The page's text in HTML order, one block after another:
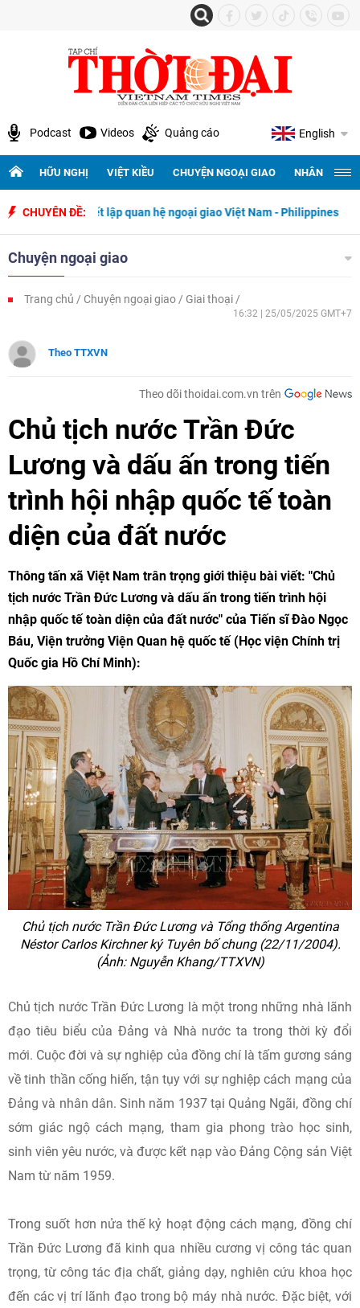
Podcast Videos Quảng cáo English
HỮU NGHỊ VIỆT KIỀU CHUYỆN NGOẠI GIAO NHÂN
CHUYÊN ĐỀ:
thiết lập quan hệ ngoại giao Việt Nam - Philippines 500 ngày
Chuyện ngoại giao
Trang chủ Chuyện ngoại giao Giai thoại
16:32 | 25/05/2025 GMT+7
Theo TTXVN
Theo dõi thoidai.com.vn trên
Chủ tịch nước Trần Đức
Lương và dấu ấn trong tiến
trình hội nhập quốc tế toàn
diện của đất nước
Thông tấn xã Việt Nam trân trọng giới thiệu bài viết: "Chủ
tịch nước Trần Đức Lương và dấu ấn trong tiến trình hội
nhập quốc tế toàn diện của đất nước" của Tiến sĩ Đào Ngọc
Báu, Viện trưởng Viện Quan hệ quốc tế (Học viện Chính trị
Quốc gia Hồ Chí Minh):
Chủ tịch nước Trần Đức Lương và Tổng thống Argentina
Néstor Carlos Kirchner ký Tuyên bố chung (22/11/2004).
(Ảnh: Nguyễn Khang/TTXVN)
Chủ tịch nước Trần Đức Lương là một trong những nhà lãnh
đạo tiêu biểu của Đảng và Nhà nước ta trong thời kỳ đổi
mới. Cuộc đời và sự nghiệp của đồng chí là tấm gương sáng
về tinh thần cống hiến, tận tụy với sự nghiệp cách mạng của
Đảng và nhân dân. Sinh năm 1937 tại Quảng Ngãi, đồng chí
sớm giác ngộ cách mạng, tham gia phong trào học sinh,
sinh viên yêu nước, và được kết nạp vào Đảng Cộng sản Việt
Nam từ năm 1959.
Trong suốt hơn nửa thế kỷ hoạt động cách mạng, đồng chí
Trần Đức Lương đã kinh qua nhiều cương vị công tác quan
trọng, từ công tác địa chất, giảng dạy, nghiên cứu khoa học
đến các vị trí lãnh đạo trong bộ máy nhà nước. Đặc biệt, với